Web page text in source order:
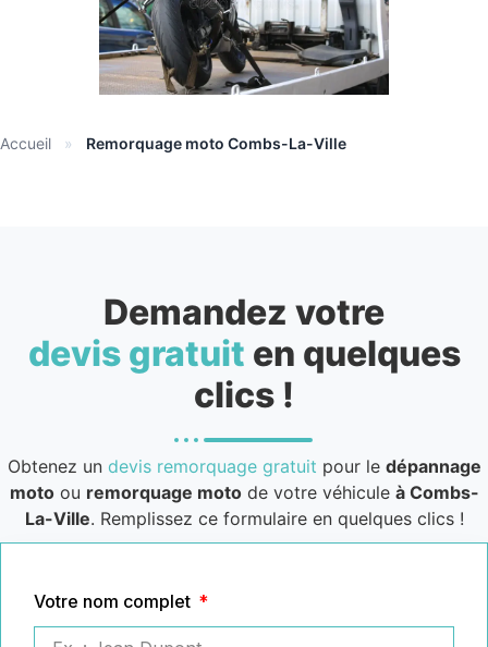
Accueil » Remorquage moto Combs-La-Ville
Demandez votre
devis gratuit en quelques
clics !
Obtenez un devis remorquage gratuit pour le dépannage
motoou remorquage motode votre véhicule à Combs-
La-Ville. Remplissez ce formulaire en quelques clics !
Votre nom complet